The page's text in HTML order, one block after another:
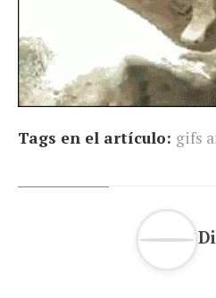
Tags en el artículo: gifs